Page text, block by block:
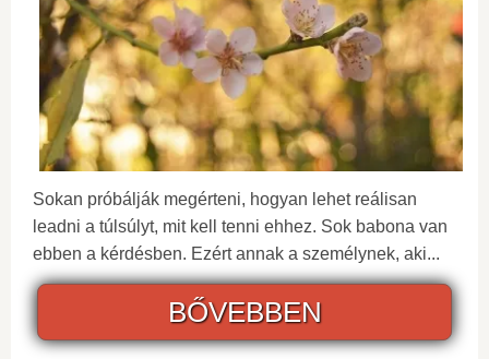
Sokan próbálják megérteni, hogyan lehet reálisan
leadni a túlsúlyt, mit kell tenni ehhez. Sok babona van
ebben a kérdésben. Ezért annak a személynek, aki...
BŐVEBBEN